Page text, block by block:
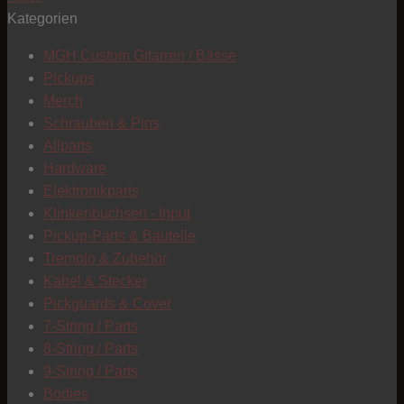
Kategorien
MGH Custom Gitarren / Bässe
Pickups
Merch
Schrauben & Pins
Allparts
Hardware
Elektronikparts
Klinkenbuchsen - Input
Pickup-Parts & Bauteile
Tremolo & Zubehör
Kabel & Stecker
Pickguards & Cover
7-String / Parts
8-String / Parts
9-String / Parts
Bodies